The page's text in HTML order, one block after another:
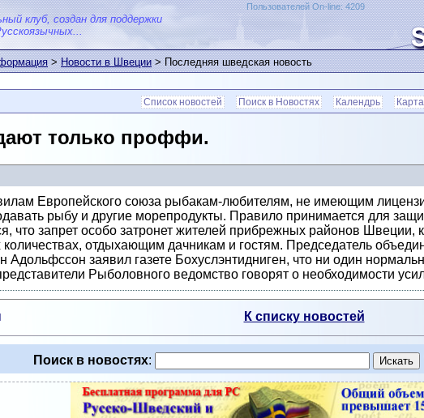
клуб, создан для поддержки
Пользователей On-line: 4209
>Новости в Швеции> Последняя шведская новость
Список новостей Поиск в Новостях Календрь
только проффи.
Европейского союза рыбакам-любителям, не имеющим
рыбу и другие морепродукты. Правило принимается для
что запрет особо затронет жителей прибрежных районов
отдыхающим дачникам и гостям. Председатель
Адольфссон заявил газете Бохуслэнтидниген, что ни один
Рыболовного ведомство говорят о необходимости
К списку новостей
Поиск в новостях: